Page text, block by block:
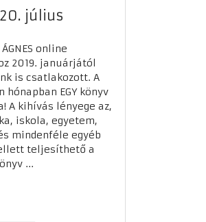
július
ÁGNES online
2019. januárjától
is csatlakozott. A
hónapban EGY könyv
A kihívás lényege az,
iskola, egyetem,
mindenféle egyéb
teljesíthető a
...